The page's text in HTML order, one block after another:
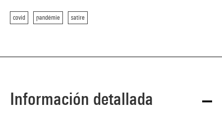
covid pandémie satire
Información detallada